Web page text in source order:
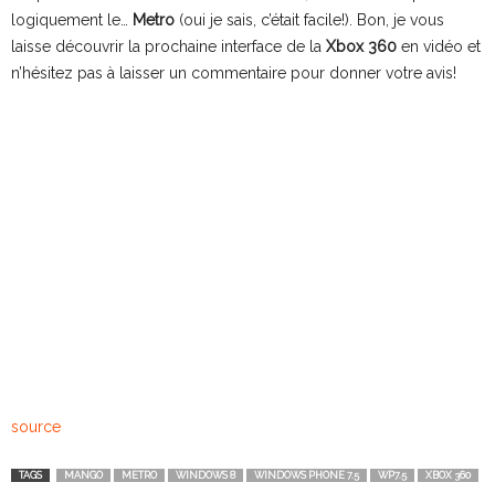
logiquement le…
Metro (oui je sais, c’était facile!). Bon, je vous
laisse découvrir la prochaine interface de la Xbox 360 en vidéo et
n’hésitez pas à laisser un commentaire pour donner votre avis!
source
TAGS MANGO METRO WINDOWS 8 WINDOWS PHONE 7.5 WP7.5 XBOX 360